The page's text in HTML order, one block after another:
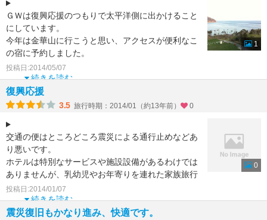
ＧＷは復興応援のつもりで太平洋側に出かけること
にしています。
今年は金華山に行こうと思い、アクセスが便利なこ
の宿に予約しました。
お部屋は全室海側に面していて金華山を一望でき、
素晴らしい眺めで
続きを読む
投稿日:2014/05/07
1
復興応援
3.5 旅行時期：2014/01（約13年前） 0
交通の便はところどころ震災による通行止めなどあ
り悪いです。
ホテルは特別なサービスや施設設備があるわけでは
ありませんが、乳幼児やお年寄りを連れた家族旅行
を気遣ってか、部屋が２階のエレベーター近くでと
続きを読む
投稿日:2014/01/07
0
震災復旧もかなり進み、快適です。